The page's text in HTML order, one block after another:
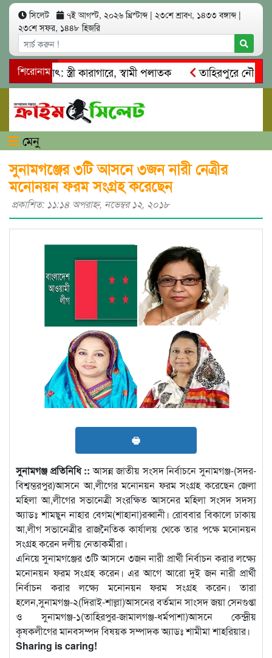
সিলেট ৭ই আগস্ট, ২০২৬ খ্রিস্টাব্দ | ২৩শে শ্রাবণ, ১৪৩৩ বঙ্গাব্দ |
২৩শে সফর, ১৪৪৮ হিজরি
শিরোনামস্ত্রী কারাগারে, স্বামী পলাতক
তাহিরপুরে নৌ-
মারধর
নগরীতে কোটি টাকার সম্পত্তি দখলের চেষ্টা:
মেনু
সুনামগঞ্জের ৩টি আসনে ৩জন নারী নেত্রীর
মনোনয়ন ফরম সংগ্রহ করেছেন
প্রকাশিত: ১১:১৪ অপরাহ্ণ, নভেম্বর ১২, ২০১৮
🖶
সুনামগঞ্জ প্রতিনিধি :: আসন্ন জাতীয় সংসদ নির্বাচনে সুনামগঞ্জ-(সদর-
বিশ্বম্ভরপুর)আসনে আ,লীগের মনোনয়ন ফরম সংগ্রহ করেছেন জেলা
মহিলা আ,লীগের সভানেত্রী সংরক্ষিত আসনের মহিলা সংসদ সদস্য
অ্যাডঃ শামছুন নাহার বেগম(শাহানা)রব্বানী। রোববার বিকালে ঢাকায়
আ,লীগ সভানেত্রীর রাজনৈতিক কার্যালয় থেকে তার পক্ষে মনোনয়ন
সংগ্রহ করেন দলীয় নেতাকর্মীরা।
এনিয়ে সুনামগঞ্জের ৩টি আসনে ৩জন নারী প্রার্থী নির্বাচন করার লক্ষ্যে
মনোনয়ন ফরম সংগ্রহ করেন। এর আগে আরো দুই জন নারী প্রার্থী
নির্বাচন করার লক্ষ্যে মনোনয়ন ফরম সংগ্রহ করেন। তারা
হলেন,সুনামগঞ্জ-২(দিরাই-শাল্লা)আসনের বর্তমান সাংসদ জয়া সেনগুপ্তা
ও সুনামগঞ্জ-১(তাহিরপুর-জামালগঞ্জ-ধর্মপাশা)আসনে কেন্দ্রীয়
কৃষকলীগের মানবসম্পদ বিষয়ক সম্পাদক অ্যাডঃ শামীমা শাহরিয়ার।
Sharing is caring!